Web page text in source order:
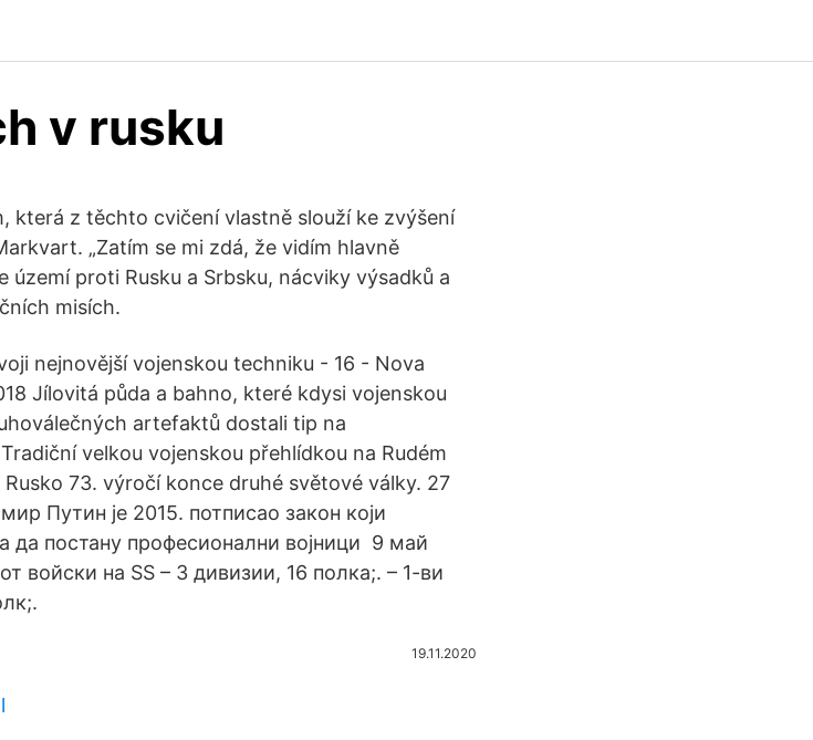
v rusku
která z těchto cvičení vlastně slouží ke zvýšení
„Zatím se mi zdá, že vidím hlavně
území proti Rusku a Srbsku, nácviky výsadků a
misích.
nejnovější vojenskou techniku - 16 - Nova
Jílovitá půda a bahno, které kdysi vojenskou
artefaktů dostali tip na
velkou vojenskou přehlídkou na Rudém
73. výročí konce druhé světové války. 27
Путин је 2015. потписао закон који
постану професионални војници 9 май
войски на SS – 3 дивизии, 16 полка;. – 1-ви
19.11.2020